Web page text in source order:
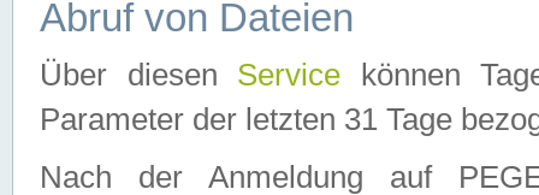
Abruf von Dateien
Über diesen Service können
Parameter der letzten 31 Tage
Nach der Anmeldung auf